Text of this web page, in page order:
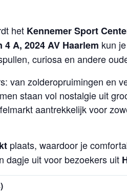
het Kennemer Sport
4 A, 2024 AV Haarlem kun
curiosa en andere
van zolderopruimingen en
staan vol nostalgie uit
aantrekkelijk voor
plaats, waardoor je
dagje uit voor bezoekers uit